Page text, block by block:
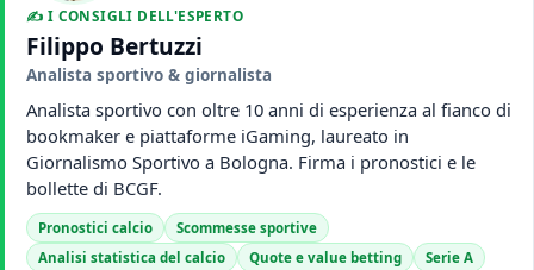
✍️ I CONSIGLI DELL'ESPERTO
Filippo Bertuzzi
Analista sportivo & giornalista
Analista sportivo con oltre 10 anni di esperienza al fianco di
bookmaker e piattaforme iGaming, laureato in
Giornalismo Sportivo a Bologna. Firma i pronostici e le
bollette di BCGF.
Pronostici calcio
Scommesse sportive
Analisi statistica del calcio
Quote e value betting Serie A